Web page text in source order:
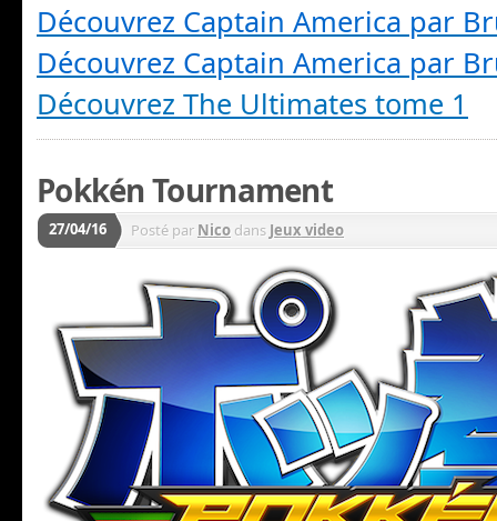
Découvrez Captain America par
Découvrez Captain America par
Découvrez The Ultimates tome 1
Pokkén Tournament
27/04/16 Posté par Nico dans Jeux video